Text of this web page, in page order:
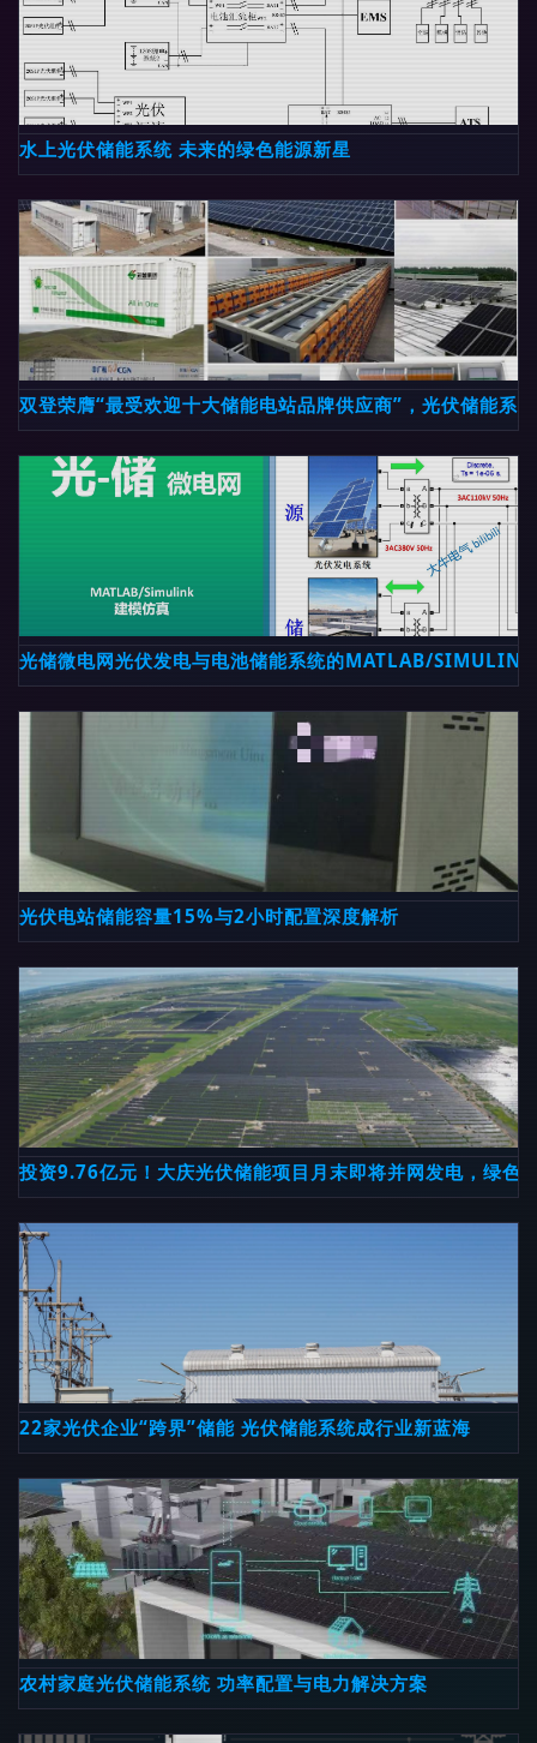
水上光伏储能系统 未来的绿色能源新星
双登荣膺“最受欢迎十大储能电站品牌供应商”，光伏储能系
光储微电网光伏发电与电池储能系统的MATLAB/
光伏电站储能容量15%与2小时配置深度解析
投资9.76亿元！大庆光伏储能项目月末即将并网发电，绿色
22家光伏企业“跨界”储能 光伏储能系统成行业新蓝海
农村家庭光伏储能系统 功率配置与电力解决方案